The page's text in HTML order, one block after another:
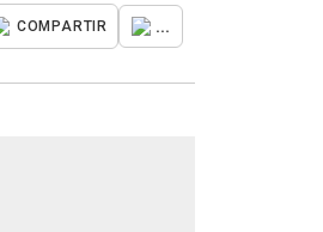
COMPARTIR ...